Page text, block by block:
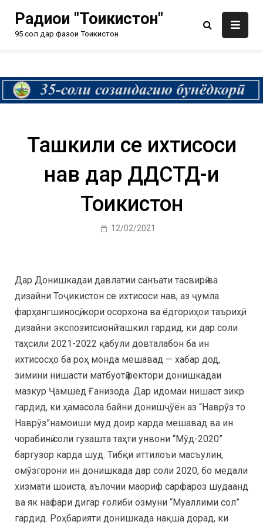
Радиои "Тоҷикистон"
95 сол дар фазои Тоҷикистон
Ташкили се ихтисоси
нав дар ДДСТД-и
Тоҷикистон
12/02/2021
Дар Донишкадаи давлатии санъати тасвирӣ ва
дизайни Тоҷикистон се ихтисоси нав, аз ҷумла
фарҳангшиносӣ, кори осорхона ва ёдгориҳои таърихӣ,
дизайни экспозитсионӣ ташкил гардид, ки дар соли
таҳсили 2021-2022 қабули довталабон ба ин
ихтисосҳо ба роҳ монда мешавад — хабар дод,
зимини нишасти матбуотӣ ректори донишкадаи
мазкур Ҷамшед Ғанизода. Дар идомаи нишаст зикр
гардид, ки ҳамасола байни донишҷӯён аз “Наврӯз то
Наврӯз”намоиши муд доир карда мешавад ва ин
чорабинӣ соли гузашта таҳти унвони “Мӯд-2020”
баргузор карда шуд. Тибқи иттилоъи масъулин,
омӯзгорони ин донишкада дар соли 2020, бо медали
хизмати шоиста, аълочии маориф сарфароз шудаанд
ва як нафари дигар ғолиби озмуни “Муаллими сол”
гардид. Роҳбарияти донишкада нақша дорад, ки